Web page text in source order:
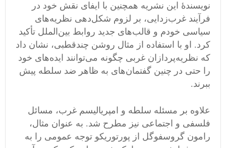
نویسندۀ این نشریه همچنین با ایفای نقش خود در
فرآیند غرب‌زدایی، بر لزوم شکل‌دهی نظریه‌های
سیاسی خودم و قالب‌های جدید روابط بین‌الملل تأکید
کرد. او با استفاده از مثال روشن چندقطبی، نشان ‌داد
که نظریه‌پردازان غربی چگونه می‌توانند ایده‌های خود
را حتی در چنین گفتمان‌های به ظاهر ضد سلطه پیش
ببرند.
علاوه بر مسئله سلطه و امپریالیسم غرب، مسائل
فلسفی و اجتماعی نیز مطرح شد. به عنوان مثال،
رامون گروسفوگل از پورتوریکو توجه عمومی را به